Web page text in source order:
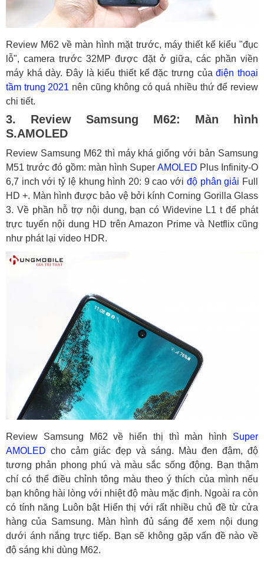
Review M62 về màn hình mặt trước, máy thiết kế kiểu "đục
lỗ", camera trước 32MP được đặt ở giữa, các phần viền
máy khá dày. Đây là kiểu thiết kế đặc trưng củađiện thoại
tầm trung 2021 nên cũng không có quá nhiều thứ để review
chi tiết.
3. Review Samsung M62: Màn hình
S.AMOLED
Review Samsung M62 thì máy khá giống với bản Samsung
M51 trước đó gồm: màn hình Super AMOLED Plus Infinity-O
6,7 inch với tỷ lệ khung hình 20: 9 cao với độ phân giải Full
HD +. Màn hình được bảo vệ bởi kính Corning Gorilla Glass
3. Về phần hỗ trợ nội dung, bạn có Widevine L1 t để phát
trực tuyến nội dung HD trên Amazon Prime và Netflix cũng
như phát lại video HDR.
Review Samsung M62 về hiển thị thì màn hình Super
AMOLED cho cảm giác đẹp và sáng. Màu đen đậm, độ
tương phản phong phú và màu sắc sống động. Bạn thậm
chí có thể điều chỉnh tông màu theo ý thích của mình nếu
bạn không hài lòng với nhiệt độ màu mặc định. Ngoài ra còn
có tính năng Luôn bật Hiển thị với rất nhiều chủ đề từ cửa
hàng của Samsung. Màn hình đủ sáng để xem nội dung
dưới ánh nắng trực tiếp. Bạn sẽ không gặp vấn đề nào về
độ sáng khi dùng M62.